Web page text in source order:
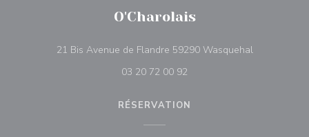
O'Charolais
21 Bis Avenue de Flandre 59290 Wasquehal((ouvre une
03 20 72 00 92
RÉSERVATION